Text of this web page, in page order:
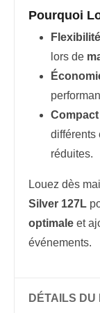
Pourquoi
Flexibilité
lors de
différents
réduites.
Louez dès
Silver 127L
optimale et
événements.
DÉTAILS DU